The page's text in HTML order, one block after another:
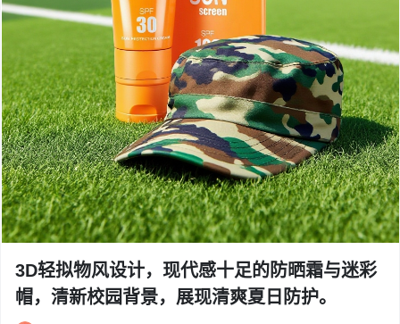
3D轻拟物风设计，现代感十足的防晒霜与迷彩
帽，清新校园背景，展现清爽夏日防护。